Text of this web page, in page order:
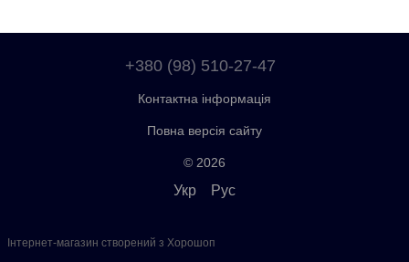
+380 (98) 510-27-47
Контактна інформація
Повна версія сайту
© 2026
Укр Рус
Інтернет-магазин створений з Хорошоп